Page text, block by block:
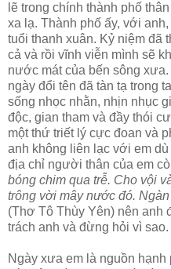
lẽ trong chính thành phố
xa lạ. Thành phố ấy, với
tuổi thanh xuân. Kỷ niệm đã
cả và rồi vĩnh viễn mình sẽ
nước mát của bến sông
ngày đổi tên đã tàn tạ trong
sống nhọc nhằn, nhịn nhục
độc, gian tham và đầy thói
một thứ triết lý cực đoan và
anh không liên lạc với em
địa chỉ người thân của em
bóng chim qua trễ. Cho vội
trông vời mây nước đó.
(Thơ Tô Thùy Yên) nên anh
trách anh và đừng hỏi vì sao.
Ngày xưa em là nguồn